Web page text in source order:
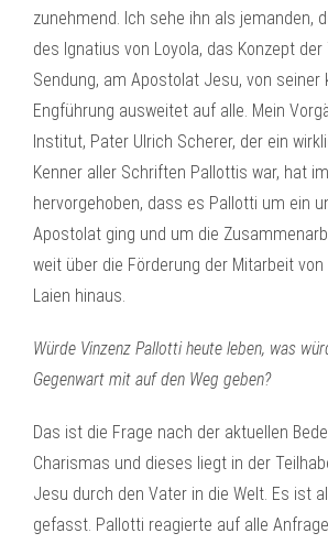
zunehmend. Ich sehe ihn als jemanden,
des Ignatius von Loyola, das Konzept
Sendung, am Apostolat Jesu, von seiner
Engführung ausweitet auf alle. Mein
Institut, Pater Ulrich Scherer, der ein
Kenner aller Schriften Pallottis war, hat
hervorgehoben, dass es Pallotti um ein
Apostolat ging und um die
weit über die Förderung der Mitarbeit
Laien hinaus.
Würde Vinzenz Pallotti heute leben, was
Gegenwart mit auf den Weg geben?
Das ist die Frage nach der aktuellen
Charismas und dieses liegt in der
Jesu durch den Vater in die Welt. Es ist
gefasst. Pallotti reagierte auf alle